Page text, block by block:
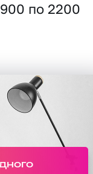
по 2200